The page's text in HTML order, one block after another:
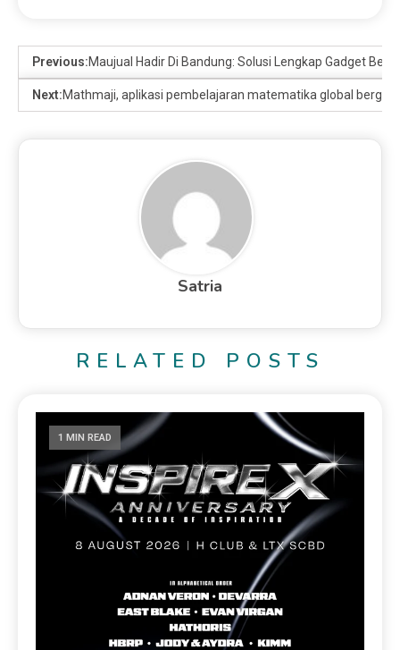
Previous:Maujual Hadir Di Bandung: Solusi Lengkap Gadget
Next:Mathmaji, aplikasi pembelajaran matematika global
Satria
RELATED POSTS
1 MIN READ